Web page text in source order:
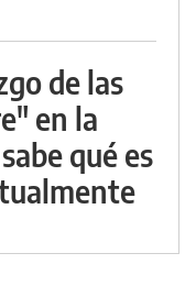
de las
en la
qué es